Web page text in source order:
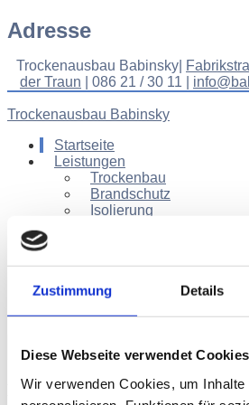
Zustimmung Details
Diese Webseite verwendet Cookies
Wir verwenden Cookies, um Inhalte
Adresse
Trockenausbau Babinsky|
der Traun | 086 21 / 30 11 |
Trockenausbau Babinsky
Startseite
Leistungen
Trockenbau
Brandschutz
Isolierung
SliderStarseite
Trockenausbau Babinsky: Der Chiemgauer
Trockenbau-Lösungen.